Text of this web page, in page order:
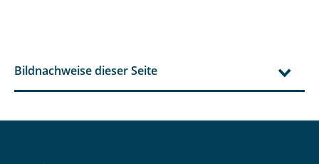
Bildnachweise dieser Seite